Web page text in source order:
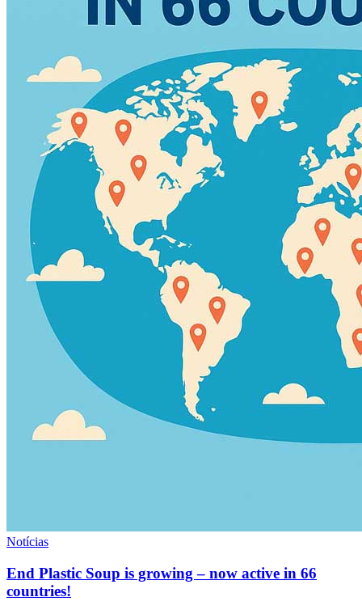
Notícias
End Plastic Soup is growing – now active in 66
countries!